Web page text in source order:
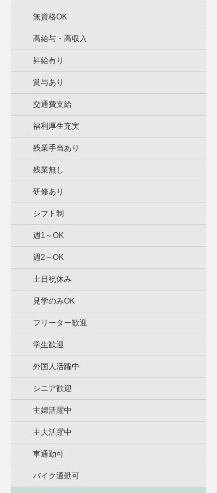
無資格OK
高給与・高収入
昇給有り
賞与あり
交通費支給
福利厚生充実
残業手当あり
残業無し
研修あり
シフト制
週1～OK
週2～OK
土日祝休み
見学のみOK
フリーター歓迎
学生歓迎
外国人活躍中
シニア歓迎
主婦活躍中
主夫活躍中
車通勤可
バイク通勤可